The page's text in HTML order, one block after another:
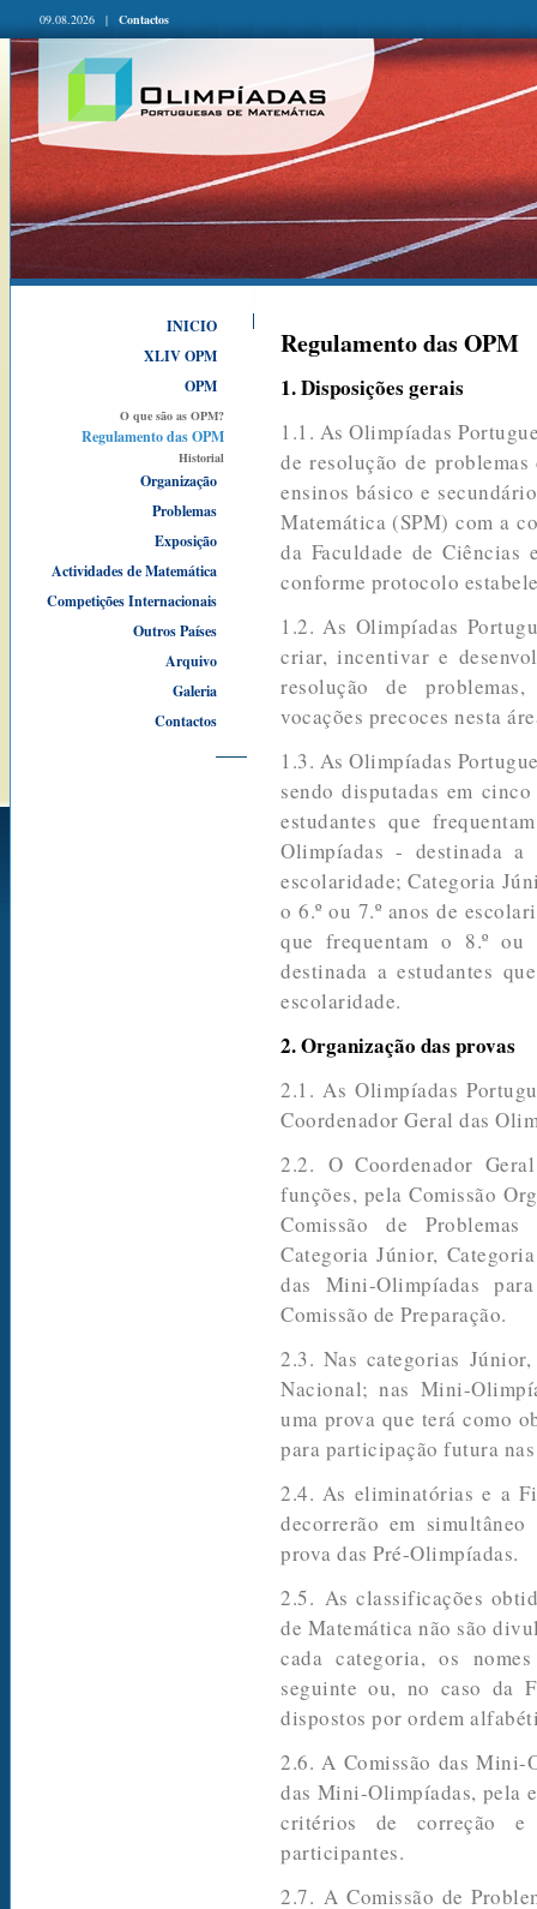
09.08.2026 | Contactos
INICIO
XLIV OPM
OPM
O que são as OPM?
Regulamento das OPM
Historial
Organização
Problemas
Exposição
Actividades de Matemática
Competições Internacionais
Outros Países
Arquivo
Galeria
Contactos
Regulamento das OPM
1. Disposições gerais
1.1. As Olimpíadas
de resolução de
ensinos básico e
Matemática (SPM) com a
da Faculdade de Ciências
conforme protocolo
1.2. As Olimpíadas
criar, incentivar e
resolução de
vocações precoces nesta
1.3. As Olimpíadas
sendo disputadas em
estudantes que
Olimpíadas - destinada a
escolaridade; Categoria
o 6.º ou 7.º anos de
que frequentam o 8.º ou
destinada a estudantes
escolaridade.
2. Organização das provas
2.1. As Olimpíadas
Coordenador Geral das
2.2. O Coordenador
funções, pela Comissão
Comissão de
Categoria Júnior,
das Mini-Olimpíadas
Comissão de Preparação.
2.3. Nas categorias
Nacional; nas Mini-
uma prova que terá como
para participação futura
2.4. As eliminatórias e a
decorrerão em
prova das Pré-Olimpíadas.
2.5. As classificações
de Matemática não são
cada categoria, os
seguinte ou, no caso da
dispostos por ordem
2.6. A Comissão das Mini-
das Mini-Olimpíadas, pela
critérios de correção e
participantes.
2.7. A Comissão de